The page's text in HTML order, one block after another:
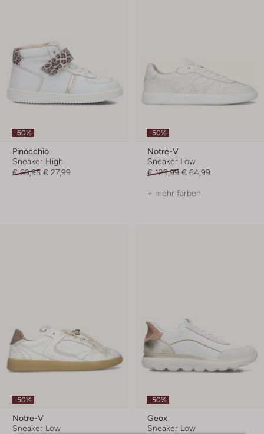
-60%
Pinocchio
Sneaker High
€ 69,95 € 27,99
-50%
Notre-V
Sneaker Low
€ 129,99 € 64,99
+ mehr farben
-50%
Notre-V
Sneaker Low
-50%
Geox
Sneaker Low